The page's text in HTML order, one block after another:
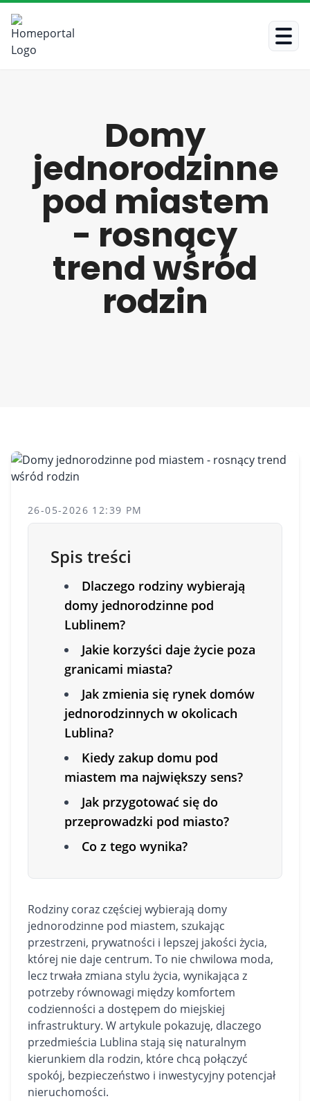
Domy
jednorodzinne
pod miastem
- rosnący
trend wśród
rodzin
26-05-2026 12:39 PM
Spis treści
Dlaczego rodziny wybierają
domy jednorodzinne pod
Lublinem?
Jakie korzyści daje życie poza
granicami miasta?
Jak zmienia się rynek domów
jednorodzinnych w okolicach
Lublina?
Kiedy zakup domu pod
miastem ma największy sens?
Jak przygotować się do
przeprowadzki pod miasto?
Co z tego wynika?
Rodziny coraz częściej wybierają domy
jednorodzinne pod miastem, szukając
przestrzeni, prywatności i lepszej jakości życia,
której nie daje centrum. To nie chwilowa moda,
lecz trwała zmiana stylu życia, wynikająca z
potrzeby równowagi między komfortem
codzienności a dostępem do miejskiej
infrastruktury. W artykule pokazuję, dlaczego
przedmieścia Lublina stają się naturalnym
kierunkiem dla rodzin, które chcą połączyć
spokój, bezpieczeństwo i inwestycyjny potencjał
nieruchomości.